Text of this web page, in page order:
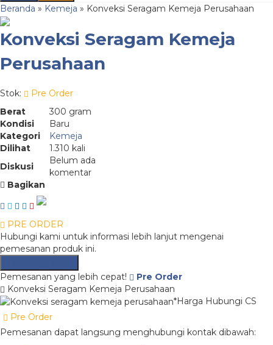
Beranda » Kemeja » Konveksi Seragam Kemeja Perusahaan
Konveksi Seragam Kemeja
Perusahaan
Stok:
Pre Order
Berat
300 gram
Kondisi
Baru
Kategori
Kemeja
Dilihat
1.310 kali
Diskusi
Belum ada
komentar
Bagikan
PRE ORDER
Hubungi kami untuk informasi lebih lanjut mengenai
pemesanan produk ini.
Pemesanan yang lebih cepat!
Pre Order
Konveksi Seragam Kemeja Perusahaan
*Harga Hubungi CS
Pre Order
Pemesanan dapat langsung menghubungi kontak dibawah: